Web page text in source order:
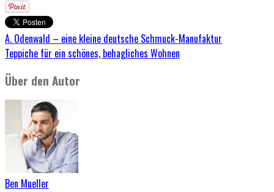
A. Odenwald – eine kleine deutsche Schmuck-Manufaktur
Teppiche für ein schönes, behagliches Wohnen
Über den Autor
Ben Mueller